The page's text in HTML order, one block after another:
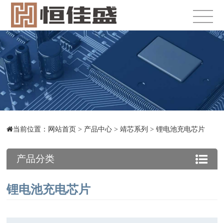
当前位置： 网站首页 > 产品中心 >靖芯系列 >锂电池充电芯片
产品分类
锂电池充电芯片